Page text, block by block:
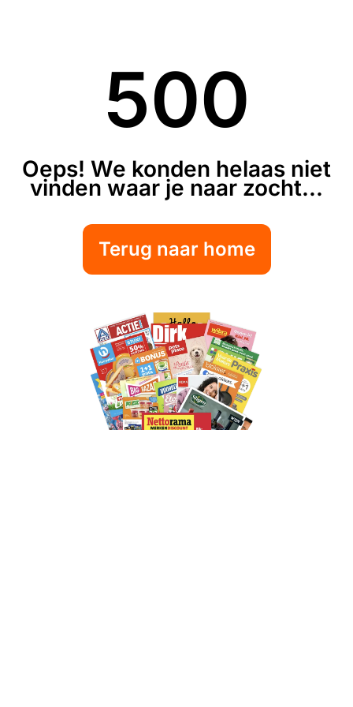
500
Oeps! We konden helaas niet
vinden waar je naar zocht...
Terug naar home